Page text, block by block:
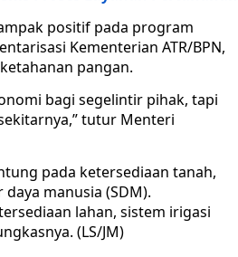
positif pada program
Kementerian ATR/BPN,
pangan.
bagi segelintir pihak, tapi
tutur Menteri
pada ketersediaan tanah,
manusia (SDM).
lahan, sistem irigasi
(LS/JM)